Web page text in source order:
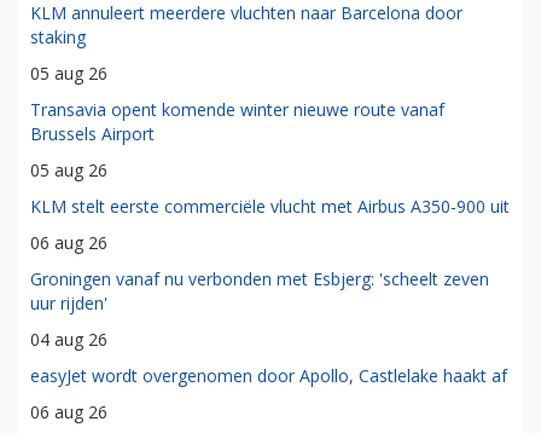
KLM annuleert meerdere vluchten naar Barcelona door
staking
05 aug 26
Transavia opent komende winter nieuwe route vanaf
Brussels Airport
05 aug 26
KLM stelt eerste commerciële vlucht met Airbus A350-900 uit
06 aug 26
Groningen vanaf nu verbonden met Esbjerg: 'scheelt zeven
uur rijden'
04 aug 26
easyJet wordt overgenomen door Apollo, Castlelake haakt af
06 aug 26